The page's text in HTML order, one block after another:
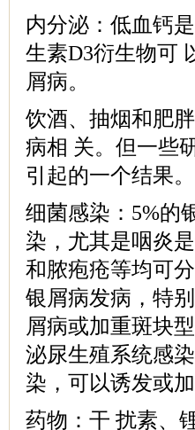
内分泌：低血钙
生素D3衍生物可
屑病。
饮酒、抽烟和肥
病相 关。但一些
引起的一个结果。
细菌感染：5%的
染，尤其是咽炎
和脓疱疮等均可
银屑病发病，特
屑病或加重斑块
泌尿生殖系统感
染，可以诱发或加
药物：干 扰素、